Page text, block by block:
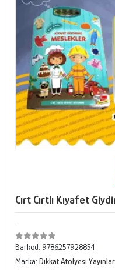
Cırt Cırtlı Kıyafet
-
Barkod: 9786257928854
Marka: Dikkat Atölyesi